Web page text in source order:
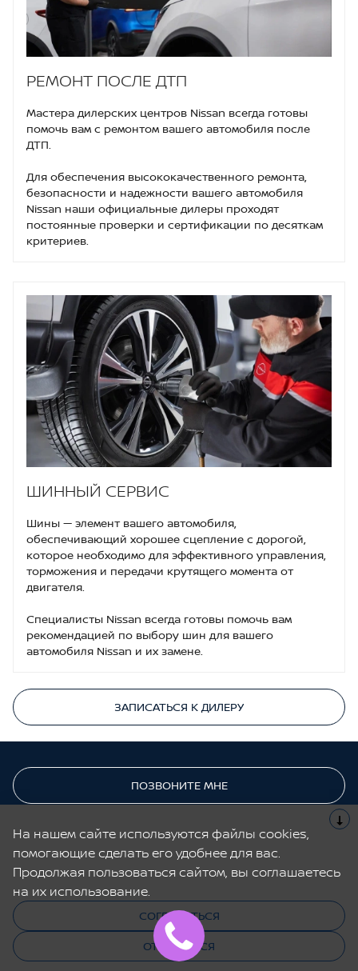
РЕМОНТ ПОСЛЕ ДТП
Мастера дилерских центров Nissan всегда готовы
помочь вам с ремонтом вашего автомобиля после
ДТП.
Для обеспечения высококачественного ремонта,
безопасности и надежности вашего автомобиля
Nissan наши официальные дилеры проходят
постоянные проверки и сертификации по десяткам
критериев.
ШИННЫЙ СЕРВИС
Шины — элемент вашего автомобиля,
обеспечивающий хорошее сцепление с дорогой,
которое необходимо для эффективного управления,
торможения и передачи крутящего момента от
двигателя.
Специалисты Nissan всегда готовы помочь вам
рекомендацией по выбору шин для вашего
автомобиля Nissan и их замене.
ЗАПИСАТЬСЯ К ДИЛЕРУ
ПОЗВОНИТЕ МНЕ
ЗАПИСЬ НА СЕРВИС
Cайт не является публичной офертой.
Все содержащиеся на Сайте сведения носят исключительно
информационный характер и не является исчерпывающими.
© 2026, Nissan Cделано в UDP Auto
На нашем сайте используются файлы cookies,
помогающие сделать его удобнее для вас.
Продолжая пользоваться сайтом, вы соглашаетесь
на их использование.
СОГЛАСИТЬСЯ
ОТКАЗАТЬСЯ